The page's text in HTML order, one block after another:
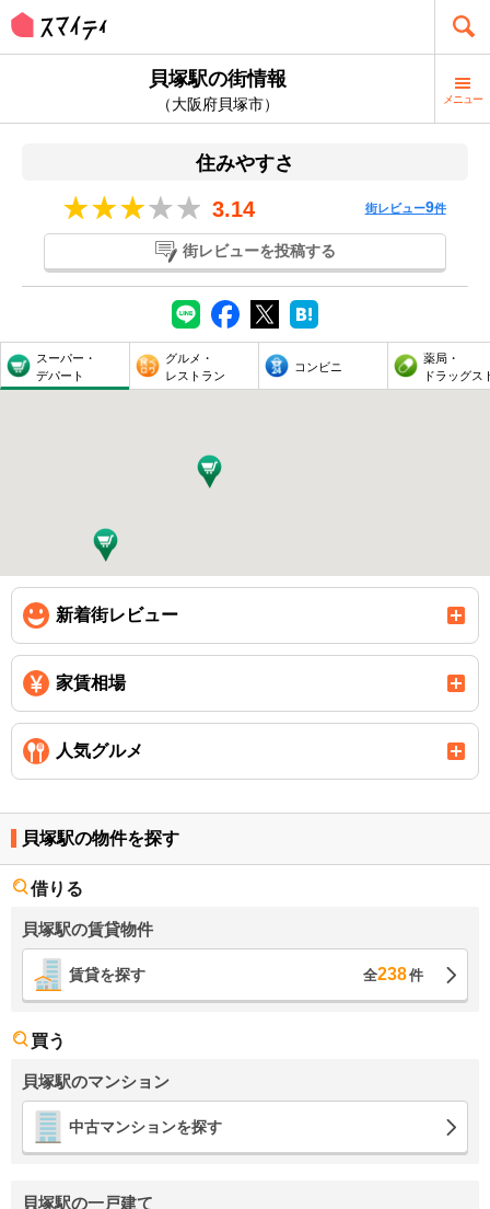
貝塚駅の街情報
（大阪府貝塚市） メニュー
住みやすさ
3.14 街レビュー9件
街レビューを投稿する
スーパー・
デパート
グルメ・
レストラン
コンビニ
薬局・
ドラッグス
新着街レビュー
家賃相場
人気グルメ
貝塚駅の物件を探す
借りる
貝塚駅の賃貸物件
賃貸を探す 全238件
買う
貝塚駅のマンション
中古マンションを探す
貝塚駅の一戸建て